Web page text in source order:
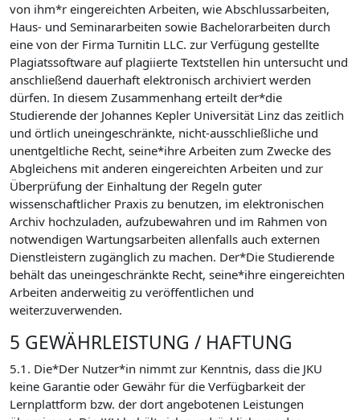
von ihm*r eingereichten Arbeiten, wie Abschlussarbeiten,
Haus- und Seminararbeiten sowie Bachelorarbeiten durch
eine von der Firma Turnitin LLC. zur Verfügung gestellte
Plagiatssoftware auf plagiierte Textstellen hin untersucht und
anschließend dauerhaft elektronisch archiviert werden
dürfen. In diesem Zusammenhang erteilt der*die
Studierende der Johannes Kepler Universität Linz das zeitlich
und örtlich uneingeschränkte, nicht-ausschließliche und
unentgeltliche Recht, seine*ihre Arbeiten zum Zwecke des
Abgleichens mit anderen eingereichten Arbeiten und zur
Überprüfung der Einhaltung der Regeln guter
wissenschaftlicher Praxis zu benutzen, im elektronischen
Archiv hochzuladen, aufzubewahren und im Rahmen von
notwendigen Wartungsarbeiten allenfalls auch externen
Dienstleistern zugänglich zu machen. Der*Die Studierende
behält das uneingeschränkte Recht, seine*ihre eingereichten
Arbeiten anderweitig zu veröffentlichen und
weiterzuverwenden.
5 GEWÄHRLEISTUNG / HAFTUNG
5.1. Die*Der Nutzer*in nimmt zur Kenntnis, dass die JKU
keine Garantie oder Gewähr für die Verfügbarkeit der
Lernplattform bzw. der dort angebotenen Leistungen